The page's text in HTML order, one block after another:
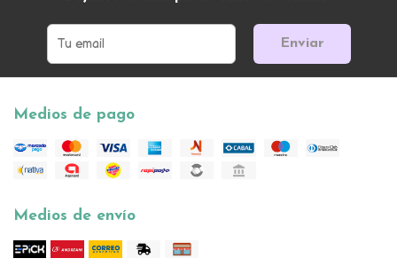
Enviar
Medios de pago
Medios de envío